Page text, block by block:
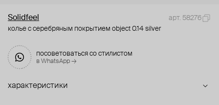
Solidfeel
арт. 58276
колье с серебряным покрытием object 0.14 silver
посоветоваться со стилистом
в WhatsApp →
характеристики